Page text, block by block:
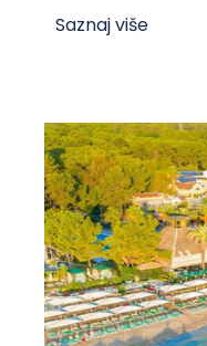
Saznaj više